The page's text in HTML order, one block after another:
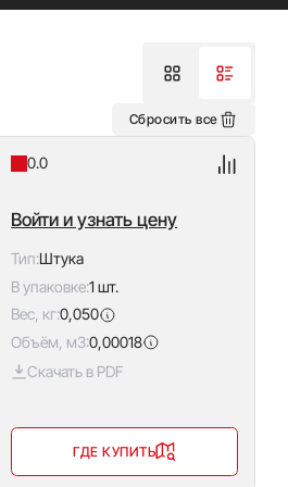
Сбросить все
0.0
Войти и узнать цену
Тип:Штука
В упаковке:1 шт.
Вес, кг:0,050
Объём, м3:0,00018
Скачать в PDF
ГДЕ КУПИТЬ